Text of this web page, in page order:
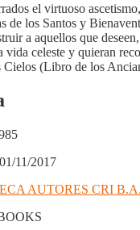
el virtuoso
de los Santos y
a aquellos que
vida celeste y quieran
Cielos (Libro de los
01/11/2017
AUTORES CRI